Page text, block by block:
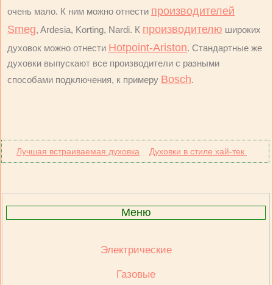
очень мало. К ним можно отнести производителей
Smeg, Ardesia, Korting, Nardi. К производителю широких
духовок можно отнести Hotpoint-Ariston. Стандартные же
духовки выпускают все производители с разными
способами подключения, к примеру Bosch.
Лучшая встраиваемая духовка Духовки в стиле хай-тек
Меню
Электрические
Газовые